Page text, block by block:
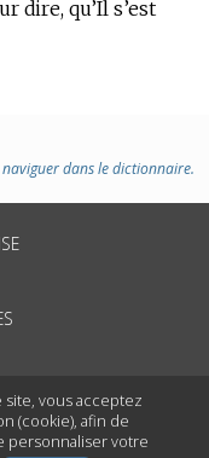
site, vous acceptez
(cookie), afin de
personnaliser votre
dire, qu’Il s’est
dans le dictionnaire.